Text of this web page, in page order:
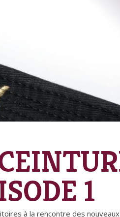
1
à la rencontre des